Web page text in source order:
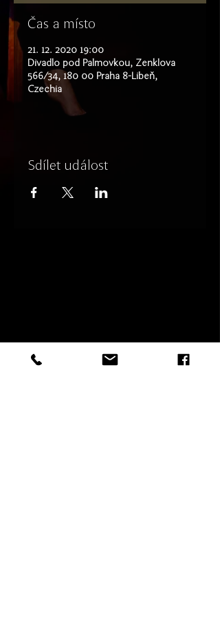
Čas a místo
21. 12. 2020 19:00
Divadlo pod Palmovkou, Zenklova
566/34, 180 00 Praha 8-Libeň,
Czechia
Sdílet událost